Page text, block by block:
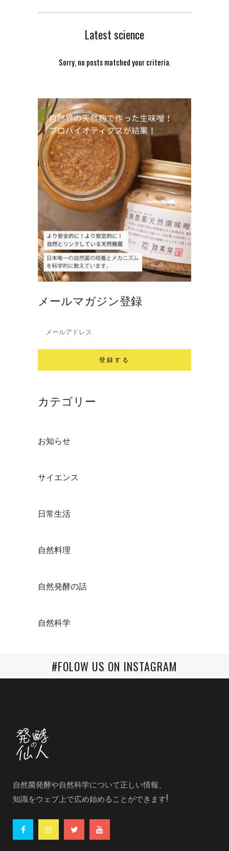
Latest science
Sorry, no posts matched your criteria.
メールマガジン登録
カテゴリー
お知らせ
サイエンス
日常生活
自然料理
自然発酵の話
自然科学
#FOLOW US ON INSTAGRAM
自然菌発酵や自然科学について正しい情報、
知識をウェブ上で広め始めることができます!